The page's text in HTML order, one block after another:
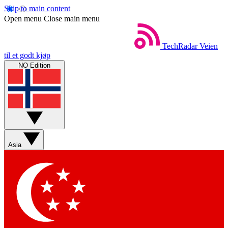
Skip to main content
Open menu Close main menu
TechRadar Veien
til et godt kjøp
NO Edition
Asia